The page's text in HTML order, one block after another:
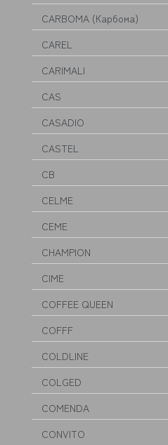
CARBOMA (Карбома)
CAREL
CARIMALI
CAS
CASADIO
CASTEL
CB
CELME
CEME
CHAMPION
CIME
COFFEE QUEEN
COFFF
COLDLINE
COLGED
COMENDA
CONVITO